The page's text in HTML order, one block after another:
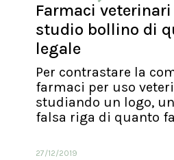
Farmaci
studio bollino di
legale
Per contrastare la
farmaci per uso
studiando un logo,
falsa riga di quanto
27/12/2019